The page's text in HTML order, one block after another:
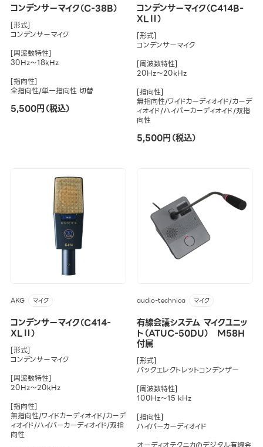
コンデンサーマイク（C-38B）
[形式]
コンデンサーマイク
[周波数特性]
30Hz～18kHz
[指向性]
全指向性/単一指向性 切替
5,500円（税込）
コンデンサーマイク（C414B-
XLⅡ）
[形式]
コンデンサーマイク
[周波数特性]
20Hz～20kHz
[指向性]
無指向性/ワイドカーディオイド/カーデ
ィオイド/ハイパーカーディオイド/双指
向性
5,500円（税込）
AKG マイク
コンデンサーマイク（C414-
XLⅡ）
[形式]
コンデンサーマイク
[周波数特性]
20Hz～20kHz
[指向性]
無指向性/ワイドカーディオイド/カーデ
ィオイド/ハイパーカーディオイド/双指
向性
audio-technica マイク
有線会議システム マイクユニッ
ト（ATUC-50DU） M58H
付属
[形式]
バックエレクトレットコンデンザー
[周波数特性]
100Hz～15 kHz
[指向性]
ハイパーカーディオイド